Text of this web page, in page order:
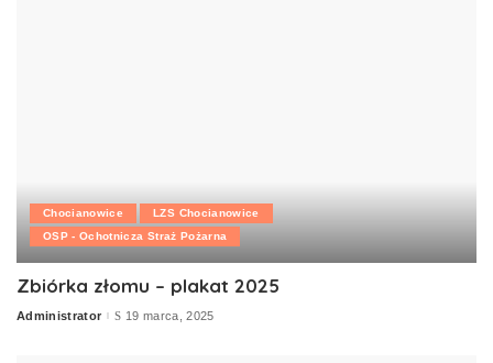
Chocianowice
LZS Chocianowice
OSP - Ochotnicza Straż Pożarna
Zbiórka złomu – plakat 2025
Posted
Administrator 19 marca, 2025